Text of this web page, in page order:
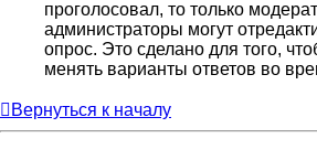
проголосовал, то только
администраторы могут
опрос. Это сделано для того,
менять варианты ответов во
Вернуться к началу